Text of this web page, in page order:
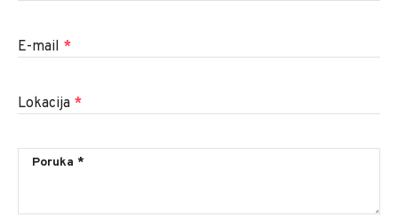
E-mail *
Lokacija *